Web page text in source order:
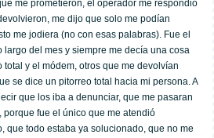
me prometieron, el operador me respondió
me dijo que solo me podí­an
me jodiera (no con esas palabras). Fue el
del mes y siempre me decí­a una cosa
y el módem, otros que me devolví­an
se dice un pitorreo total hacia mi persona. A
que los iba a denunciar, que me pasaran
porque fue el único que me atendió
que todo estaba ya solucionado, que no me